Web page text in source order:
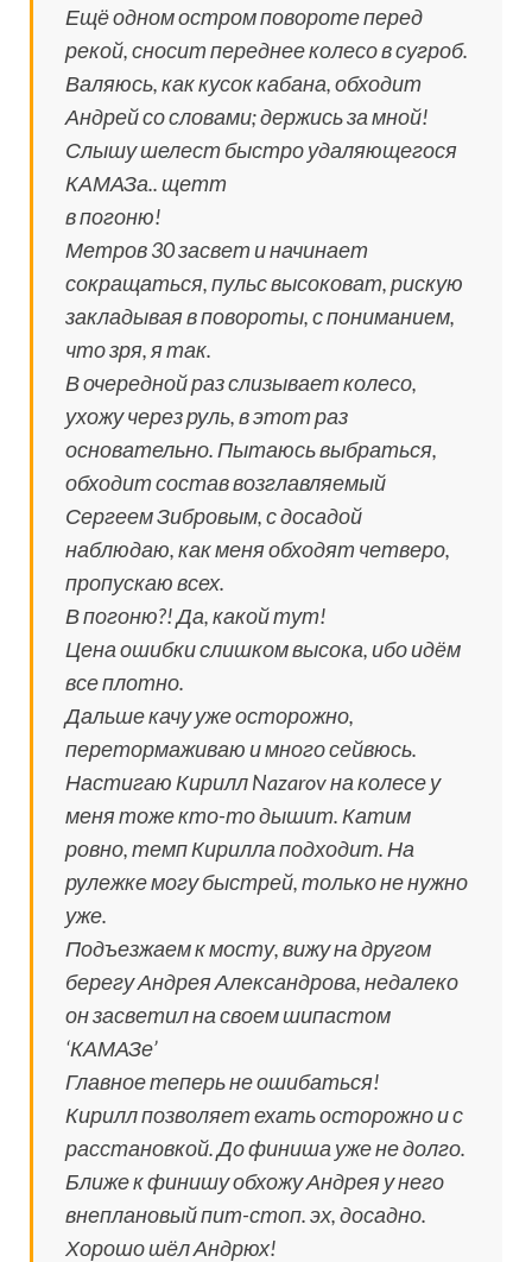
Ещё одном остром повороте перед
рекой, сносит переднее колесо в сугроб.
Валяюсь, как кусок кабана, обходит
Андрей со словами; держись за мной!
Слышу шелест быстро удаляющегося
КАМАЗа.. щетт
в погоню!
Метров 30 засвет и начинает
сокращаться, пульс высоковат, рискую
закладывая в повороты, с пониманием,
что зря, я так.
В очередной раз слизывает колесо,
ухожу через руль, в этот раз
основательно. Пытаюсь выбраться,
обходит состав возглавляемый
Сергеем Зибровым, с досадой
наблюдаю, как меня обходят четверо,
пропускаю всех.
В погоню?! Да, какой тут!
Цена ошибки слишком высока, ибо идём
все плотно.
Дальше качу уже осторожно,
перетормаживаю и много сейвюсь.
Настигаю Кирилл Nazarov на колесе у
меня тоже кто-то дышит. Катим
ровно, темп Кирилла подходит. На
рулежке могу быстрей, только не нужно
уже.
Подъезжаем к мосту, вижу на другом
берегу Андрея Александрова, недалеко
он засветил на своем шипастом
‘КАМАЗе’
Главное теперь не ошибаться!
Кирилл позволяет ехать осторожно и с
расстановкой. До финиша уже не долго.
Ближе к финишу обхожу Андрея у него
внеплановый пит-стоп. эх, досадно.
Хорошо шёл Андрюх!